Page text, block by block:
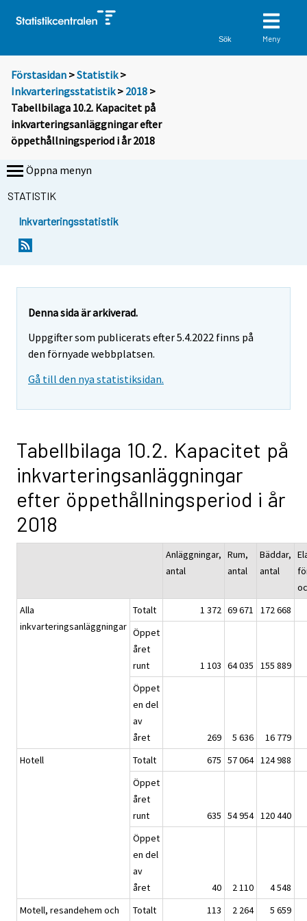
Sök Meny
Förstasidan >Statistik >
Inkvarteringsstatistik> 2018 >
Tabellbilaga 10.2. Kapacitet på
inkvarteringsanläggningar efter
öppethållningsperiod i år 2018
Öppna menyn
STATISTIK
Inkvarteringsstatistik
Denna sida är arkiverad.
Uppgifter som publicerats efter 5.4.2022 finns på
den förnyade webbplatsen.
Gå till den nya statistiksidan.
Tabellbilaga 10.2. Kapacitet på
inkvarteringsanläggningar
efter öppethållningsperiod i år
2018
Anläggningar,
antal
Rum,
antal
Bäddar,
antal
Alla
inkvarteringsanläggningar
Totalt 1 372 69 671
172 668
Öppet
året
runt
1 103 64 035
155 889
Öppet
en del
av
året
269 5 636
16 779
Hotell
Totalt 675 57 064 124 988
Öppet
året
runt
635 54 954 120 440
Öppet
en del
av
året
40 2 110
4 548
Motell, resandehem och
Totalt 113 2 264 5 659